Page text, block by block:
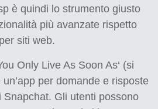
è quindi lo strumento giusto
più avanzate rispetto
siti web.
Only Live As Soon As‘ (si
per domande e risposte
Snapchat. Gli utenti possono